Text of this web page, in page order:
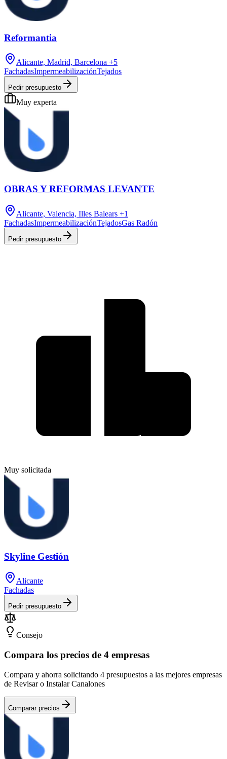
Reformantia
Alicante, Madrid, Barcelona +5
FachadasImpermeabilizaciónTejados
Pedir presupuesto
Muy experta
OBRAS Y REFORMAS LEVANTE
Alicante, Valencia, Illes Balears +1
FachadasImpermeabilizaciónTejadosGas Radón
Pedir presupuesto
Muy solicitada
Skyline Gestión
Alicante
Fachadas
Pedir presupuesto
Consejo
Compara los precios de 4 empresas
Compara y ahorra solicitando 4 presupuestos a las mejores empresas
de Revisar o Instalar Canalones
Comparar precios